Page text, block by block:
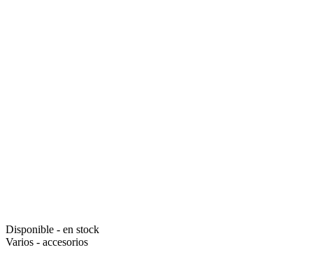
Disponible - en stock
Varios - accesorios